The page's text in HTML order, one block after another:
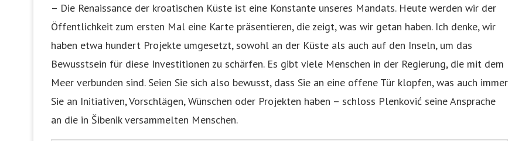
– Die Renaissance der kroatischen Küste ist eine Konstante unseres Mandats. Heute werden wir der
Öffentlichkeit zum ersten Mal eine Karte präsentieren, die zeigt, was wir getan haben. Ich denke, wir
haben etwa hundert Projekte umgesetzt, sowohl an der Küste als auch auf den Inseln, um das
Bewusstsein für diese Investitionen zu schärfen. Es gibt viele Menschen in der Regierung, die mit dem
Meer verbunden sind. Seien Sie sich also bewusst, dass Sie an eine offene Tür klopfen, was auch immer
Sie an Initiativen, Vorschlägen, Wünschen oder Projekten haben – schloss Plenković seine Ansprache
an die in Šibenik versammelten Menschen.